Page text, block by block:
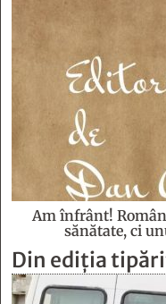
Am înfrânt!
sănătate, ci
Din ediția